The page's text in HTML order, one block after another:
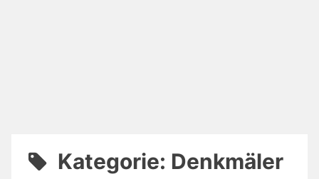
Kategorie: Denkmäler